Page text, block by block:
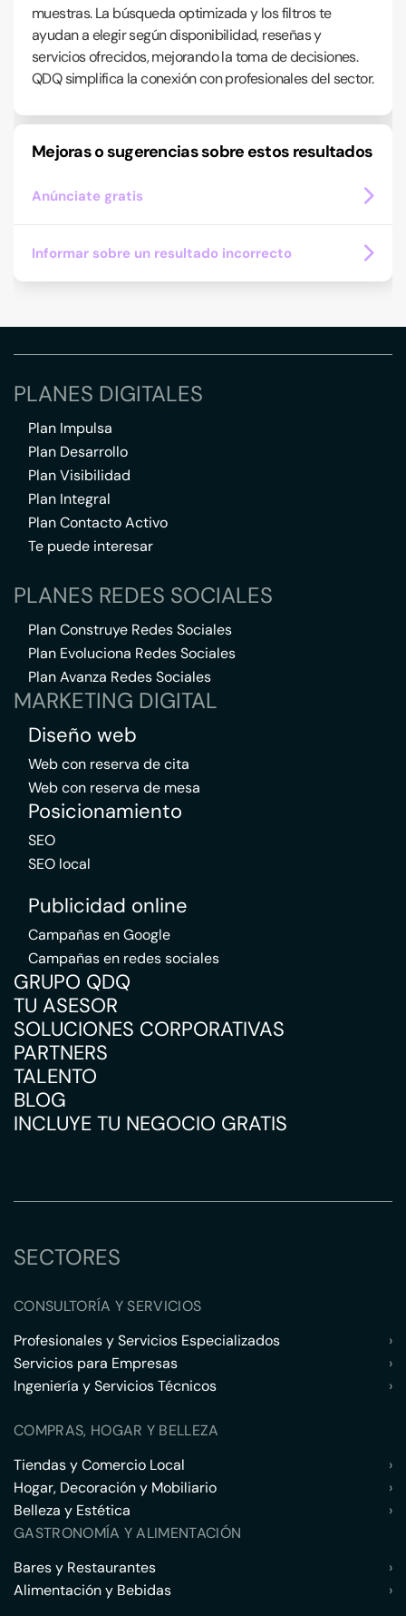
muestras. La búsqueda optimizada y los filtros te
ayudan a elegir según disponibilidad, reseñas y
servicios ofrecidos, mejorando la toma de decisiones.
QDQ simplifica la conexión con profesionales del sector.
Mejoras o sugerencias sobre estos resultados
Anúnciate gratis
Informar sobre un resultado incorrecto
PLANES DIGITALES
Plan Impulsa
Plan Desarrollo
Plan Visibilidad
Plan Integral
Plan Contacto Activo
Te puede interesar
PLANES REDES SOCIALES
Plan Construye Redes Sociales
Plan Evoluciona Redes Sociales
Plan Avanza Redes Sociales
MARKETING DIGITAL
Diseño web
Web con reserva de cita
Web con reserva de mesa
Posicionamiento
SEO
SEO local
Publicidad online
Campañas en Google
Campañas en redes sociales
GRUPO QDQ
TU ASESOR
SOLUCIONES CORPORATIVAS
PARTNERS
TALENTO
BLOG
INCLUYE TU NEGOCIO GRATIS
SECTORES
CONSULTORÍA Y SERVICIOS
Profesionales y Servicios Especializados
›
Servicios para Empresas
›
Ingeniería y Servicios Técnicos
›
COMPRAS, HOGAR Y BELLEZA
Tiendas y Comercio Local
›
Hogar, Decoración y Mobiliario
›
Belleza y Estética
›
GASTRONOMÍA Y ALIMENTACIÓN
Bares y Restaurantes
›
Alimentación y Bebidas
›